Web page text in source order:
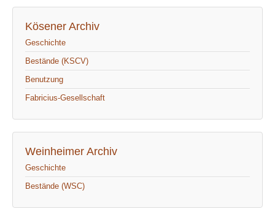
Kösener Archiv
Geschichte
Bestände (KSCV)
Benutzung
Fabricius-Gesellschaft
Weinheimer Archiv
Geschichte
Bestände (WSC)